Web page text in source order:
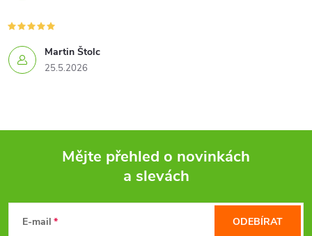
Martin Štolc
25.5.2026
Mějte přehled o novinkách
a slevách
E-mail ODEBÍRAT